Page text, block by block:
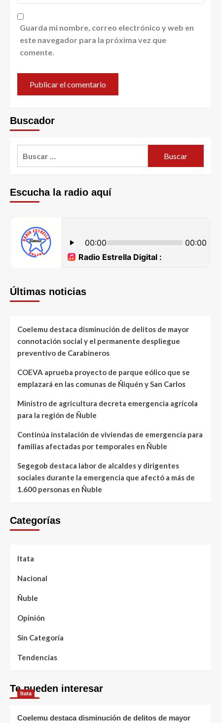
Guarda mi nombre, correo electrónico y web en
este navegador para la próxima vez que
comente.
Buscador
Escucha la radio aquí
Últimas noticias
Coelemu destaca disminución de delitos de mayor
connotación social y el permanente despliegue
preventivo de Carabineros
COEVA aprueba proyecto de parque eólico que se
emplazará en las comunas de Ñiquén y San Carlos
Ministro de agricultura decreta emergencia agrícola
para la región de Ñuble
Continúa instalación de viviendas de emergencia para
familias afectadas por temporales en Ñuble
Segegob destaca labor de alcaldes y dirigentes
sociales durante la emergencia que afectó a más de
1.600 personas en Ñuble
Categorías
Itata
Nacional
Ñuble
Opinión
Sin Categoría
Tendencias
Te pueden interesar
Itata
Coelemu destaca disminución de delitos de mayor